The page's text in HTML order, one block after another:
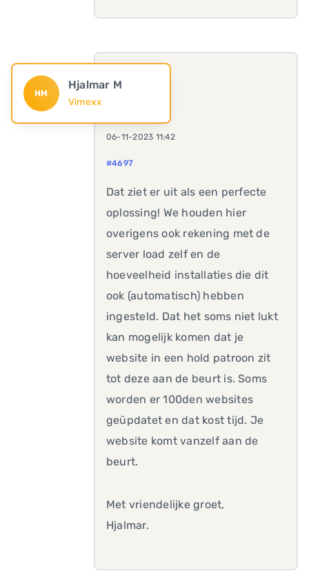
HM
Hjalmar M
Vimexx
06-11-2023 11:42
#4697
Dat ziet er uit als een perfecte
oplossing! We houden hier
overigens ook rekening met de
server load zelf en de
hoeveelheid installaties die dit
ook (automatisch) hebben
ingesteld. Dat het soms niet lukt
kan mogelijk komen dat je
website in een hold patroon zit
tot deze aan de beurt is. Soms
worden er 100den websites
geüpdatet en dat kost tijd. Je
website komt vanzelf aan de
beurt.
Met vriendelijke groet,
Hjalmar.